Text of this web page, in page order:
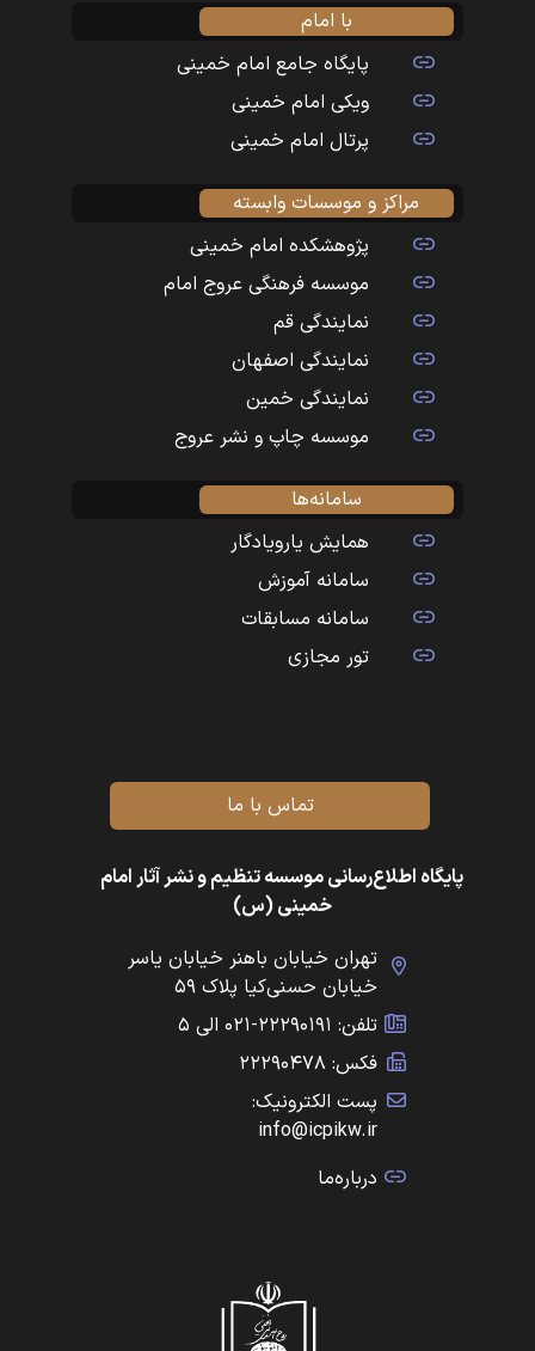
با امام
پایگاه جامع امام خمینی
ویکی امام خمینی
پرتال امام خمینی
مراکز و موسسات وابسته
پژوهشکده امام خمینی
موسسه فرهنگی عروج امام
نمایندگی قم
نمایندگی اصفهان
نمایندگی خمین
موسسه چاپ و نشر عروج
سامانه‌ها
همایش یارویادگار
سامانه آموزش
سامانه مسابقات
تور مجازی
تماس با ما
پایگاه اطلاع‌رسانی موسسه تنظیم و نشر آثار امام
خمینی (س)
تهران خیابان باهنر خیابان یاسر
خیابان حسنی‌کیا پلاک ۵۹
تلفن: ۲۲۲۹۰۱۹۱-۰۲۱ الی ۵
فکس: ۲۲۲۹۰۴۷۸
پست الکترونیک:
info@icpikw.ir
درباره‌ما